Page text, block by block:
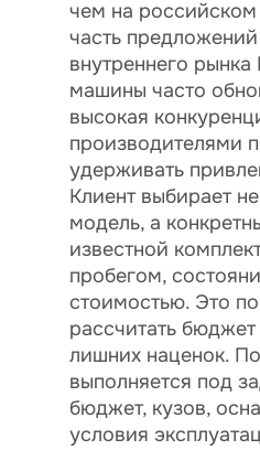
чем на
часть предложений
внутреннего рынка
машины часто
высокая
производителями
удерживать
Клиент выбирает
модель, а
известной
пробегом,
стоимостью. Это
рассчитать
лишних наценок.
выполняется под
бюджет, кузов,
условия